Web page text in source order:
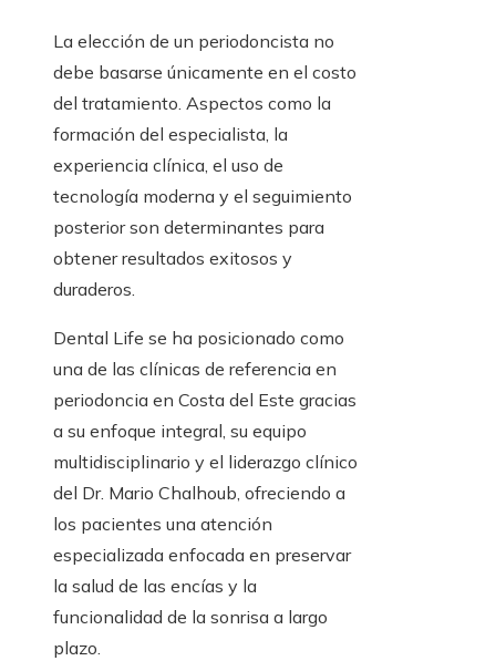
La elección de un periodoncista no
debe basarse únicamente en el costo
del tratamiento. Aspectos como la
formación del especialista, la
experiencia clínica, el uso de
tecnología moderna y el seguimiento
posterior son determinantes para
obtener resultados exitosos y
duraderos.
Dental Life se ha posicionado como
una de las clínicas de referencia en
periodoncia en Costa del Este gracias
a su enfoque integral, su equipo
multidisciplinario y el liderazgo clínico
del Dr. Mario Chalhoub, ofreciendo a
los pacientes una atención
especializada enfocada en preservar
la salud de las encías y la
funcionalidad de la sonrisa a largo
plazo.